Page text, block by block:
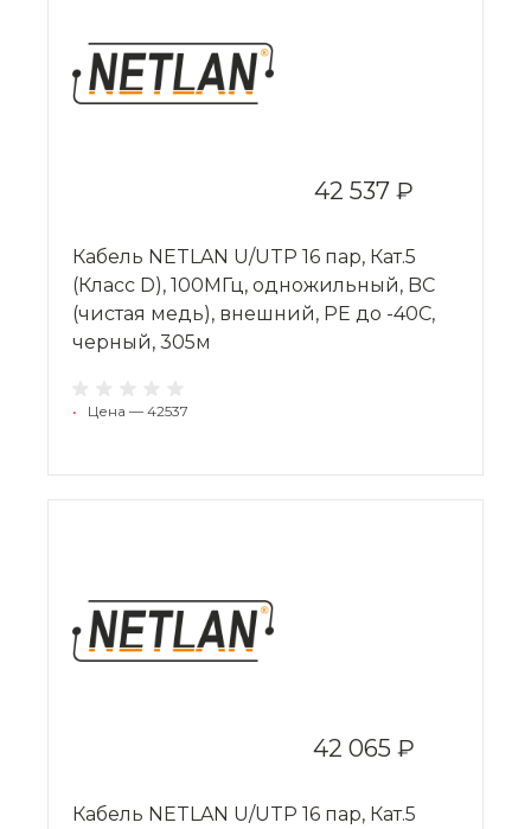
42 537 ₽
Кабель NETLAN U/UTP 16 пар, Кат.5
(Класс D), 100МГц, одножильный, BC
(чистая медь), внешний, PE до -40C,
черный, 305м
• Цена — 42537
42 065 ₽
Кабель NETLAN U/UTP 16 пар, Кат.5